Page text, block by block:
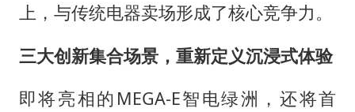
上，与传统电器卖场形成了核心竞争力。
三大创新集合场景，重新定义沉浸式体验
即将亮相的MEGA-E智电绿洲，还将首